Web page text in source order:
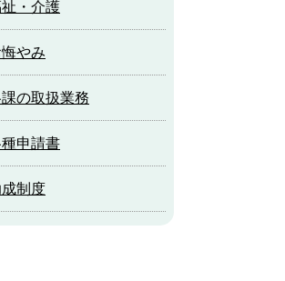
・介護
やみ
の取扱業務
申請書
成制度